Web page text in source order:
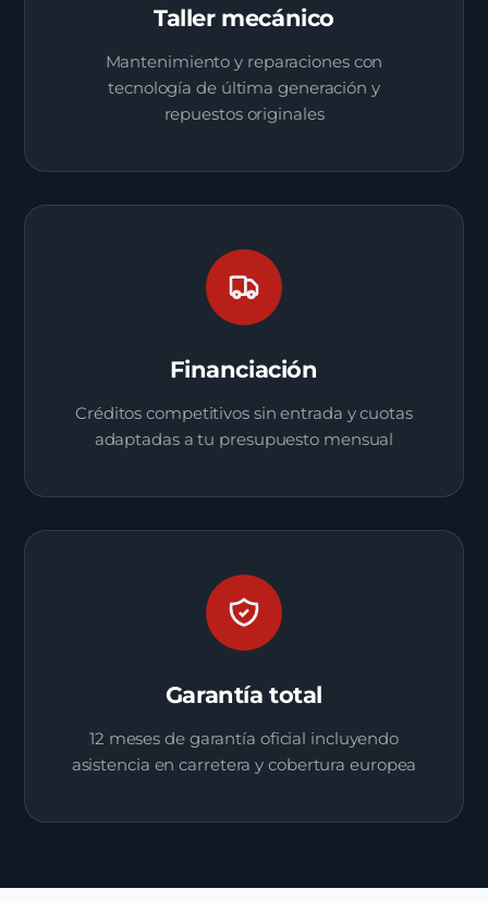
Taller mecánico
Mantenimiento y reparaciones con
tecnología de última generación y
repuestos originales
Financiación
Créditos competitivos sin entrada y cuotas
adaptadas a tu presupuesto mensual
Garantía total
12 meses de garantía oficial incluyendo
asistencia en carretera y cobertura europea